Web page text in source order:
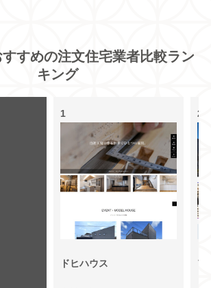
すすめの注文住宅業者比較ラン
キング
1 2
ドヒハウス ア